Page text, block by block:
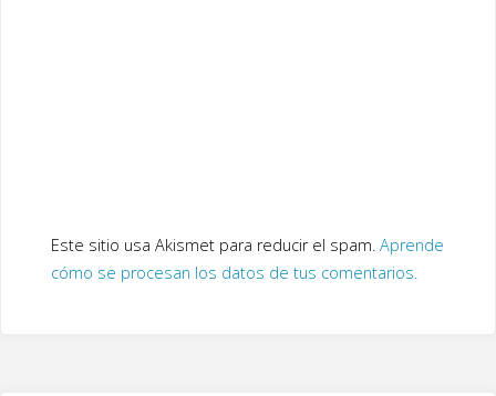
Este sitio usa Akismet para reducir el spam. Aprende
cómo se procesan los datos de tus comentarios.